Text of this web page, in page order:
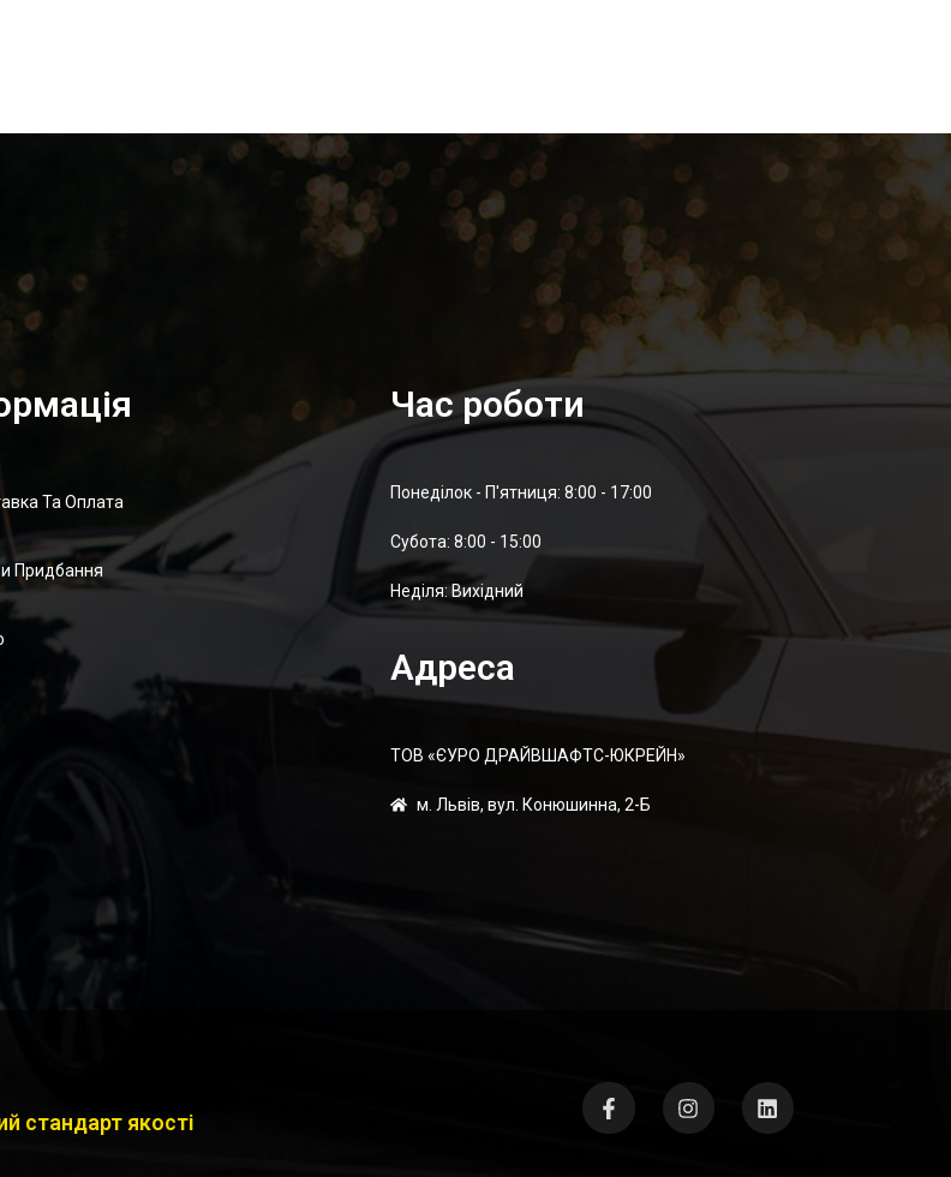
Та Оплата
Придбання
Час роботи
Понеділок - П'ятниця: 8:00 - 17:00
Суботa: 8:00 - 15:00
Неділя: Вихідний
Адреса
ТОВ «ЄУРО ДРАЙВШАФТC-ЮКРЕЙН»
м. Львів, вул. Конюшинна, 2-Б
стандарт якості